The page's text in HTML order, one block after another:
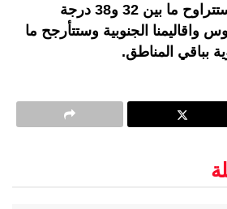
والجنوب الشرقي، وستتراوح ما بين 32 و38 درجة
واقاليمنا الجنوبية وستتأرجح ما